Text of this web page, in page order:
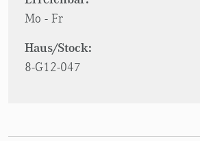
Mo - Fr
Haus/Stock:
8-G12-047